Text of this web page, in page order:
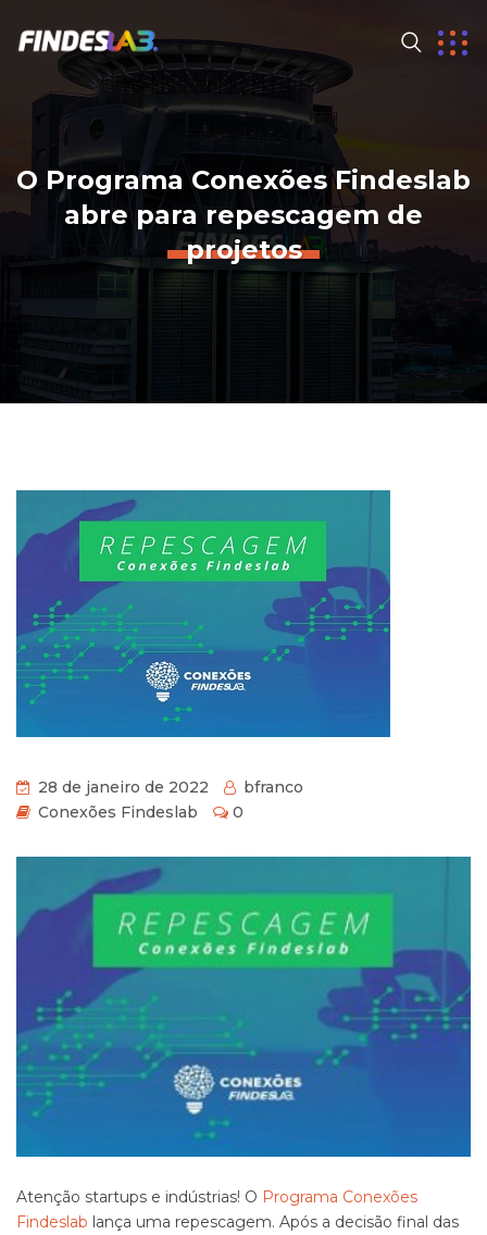
O Programa Conexões Findeslab
abre para repescagem de
projetos
28 de janeiro de 2022
bfranco
Conexões Findeslab
0
Atenção startups e indústrias! O Programa Conexões
Findeslab lança uma repescagem. Após a decisão final das